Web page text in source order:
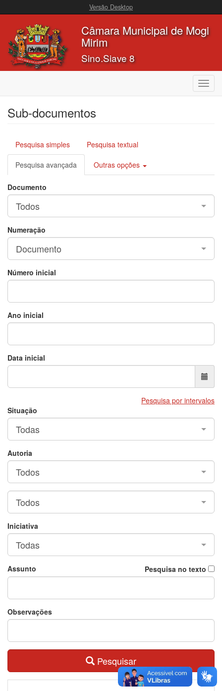
Versão Desktop
Câmara Municipal de Mogi
Mirim
Sino.Siave 8
Sub-documentos
Pesquisa simples Pesquisa textual
Pesquisa avançada Outras opções
Documento
Todos
Numeração
Documento
Número inicial
Ano inicial
Data inicial
Pesquisa por intervalos
Situação
Todas
Autoria
Todos
Todos
Iniciativa
Todas
Pesquisa no texto
Assunto
Observações
Pesquisar